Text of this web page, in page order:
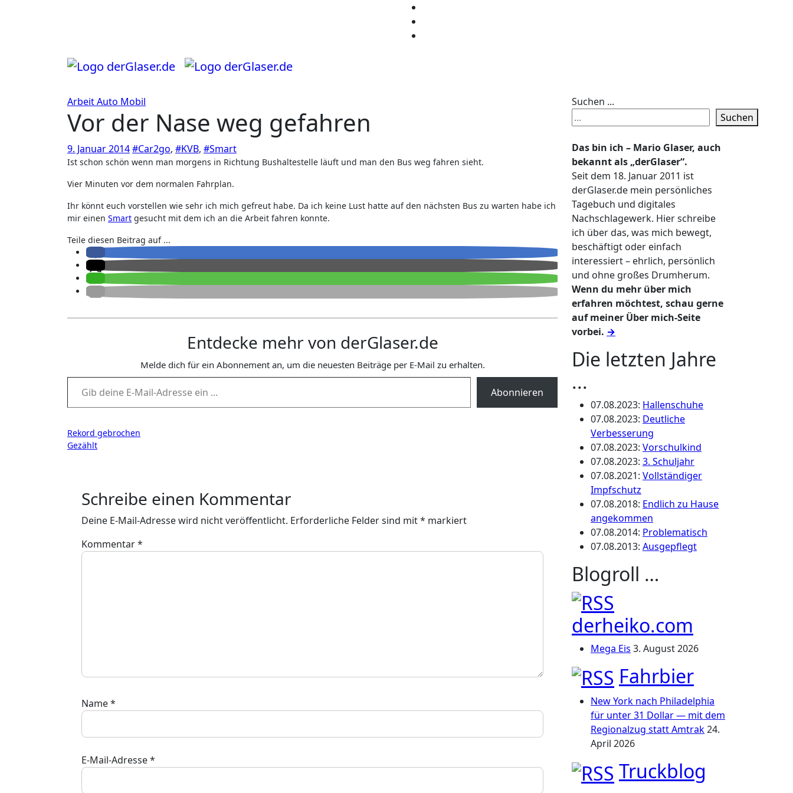
ArbeitAuto Mobil
Vor der Nase weg gefahren
9. Januar 2014#Car2go, #KVB, #Smart
Ist schon schön wenn man morgens in Richtung Bushaltestelle läuft und man den Bus weg fahren sieht.
Vier Minuten vor dem normalen Fahrplan.
Ihr könnt euch vorstellen wie sehr ich mich gefreut habe. Da ich keine Lust hatte auf den nächsten Bus zu warten habe ich
mir einen Smart gesucht mit dem ich an die Arbeit fahren konnte.
Teile diesen Beitrag auf ...
Entdecke mehr von derGlaser.de
Melde dich für ein Abonnement an, um die neuesten Beiträge per E-Mail zu erhalten.
Gib deine E-Mail-Adresse ein ...
Abonnieren
Beitragsnavigation
Rekord gebrochen
Gezählt
Schreibe einen Kommentar
Deine E-Mail-Adresse wird nicht veröffentlicht. Erforderliche Felder sind mit* markiert
Kommentar*
Name*
E-Mail-Adresse*
Suchen ...
Suchen
Das bin ich – Mario Glaser, auch
bekannt als „derGlaser“.
Seit dem 18. Januar 2011 ist
derGlaser.de mein persönliches
Tagebuch und digitales
Nachschlagewerk. Hier schreibe
ich über das, was mich bewegt,
beschäftigt oder einfach
interessiert – ehrlich, persönlich
und ohne großes Drumherum.
Wenn du mehr über mich
erfahren möchtest, schau gerne
auf meiner Über mich-Seite
vorbei. →
Die letzten Jahre
...
07.08.2023: Hallenschuhe
07.08.2023: Deutliche
Verbesserung
07.08.2023: Vorschulkind
07.08.2023: 3. Schuljahr
07.08.2021: Vollständiger
Impfschutz
07.08.2018: Endlich zu Hause
angekommen
07.08.2014: Problematisch
07.08.2013: Ausgepflegt
Blogroll …
derheiko.com
Mega Eis 3. August 2026
Fahrbier
New York nach Philadelphia
für unter 31 Dollar — mit dem
Regionalzug statt Amtrak24.
April 2026
Truckblog